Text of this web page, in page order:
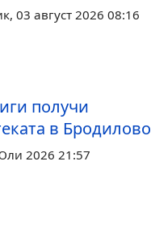
03 август 2026 08:16
получи
в Бродилово
2026 21:57